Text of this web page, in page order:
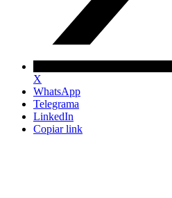
X
WhatsApp
Telegrama
LinkedIn
Copiar link